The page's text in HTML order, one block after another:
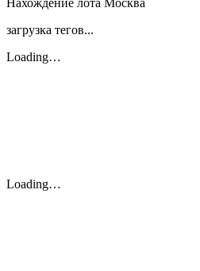
загрузка тегов...
Loading…
Loading…